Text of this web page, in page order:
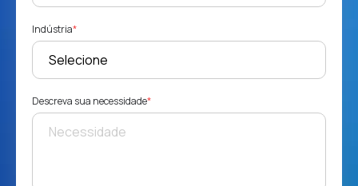
Indústria*
Descreva sua necessidade*